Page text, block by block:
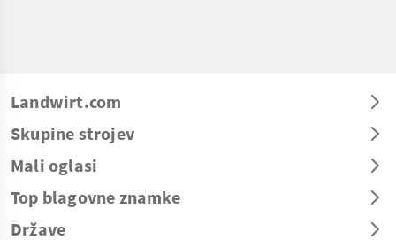
Landwirt.com
Skupine strojev
Mali oglasi
Top blagovne znamke
Države